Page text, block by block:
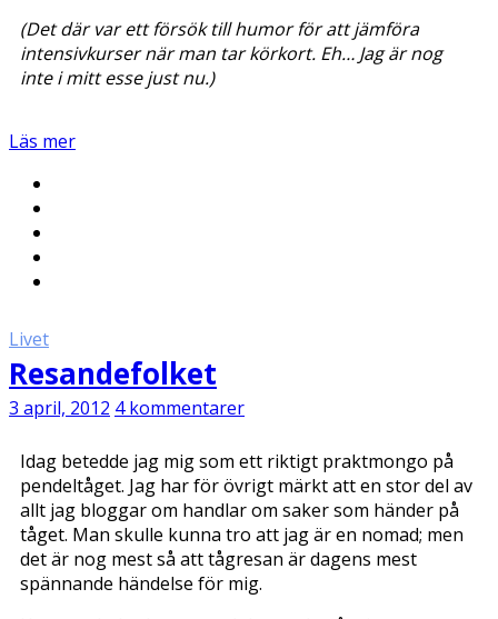
(Det där var ett försök till humor för att jämföra
intensivkurser när man tar körkort. Eh… Jag är nog
inte i mitt esse just nu.)
Läs mer
Livet
Resandefolket
3 april, 2012 4 kommentarer
Idag betedde jag mig som ett riktigt praktmongo på
pendeltåget. Jag har för övrigt märkt att en stor del av
allt jag bloggar om handlar om saker som händer på
tåget. Man skulle kunna tro att jag är en nomad; men
det är nog mest så att tågresan är dagens mest
spännande händelse för mig.